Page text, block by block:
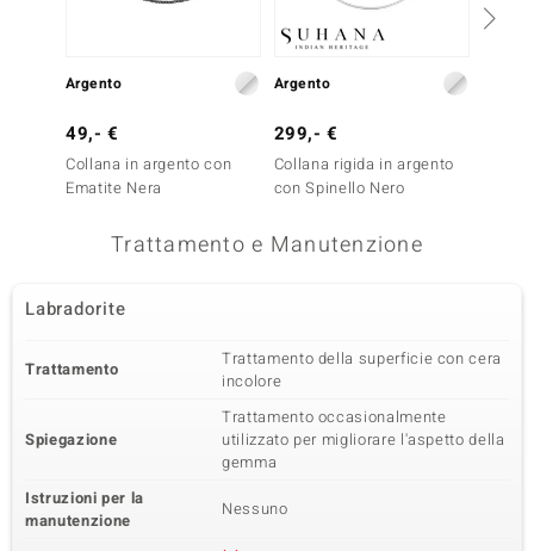
Argento
49,- €
Collana in argento con
Ematite Nera
Argento
299,- €
Collana rigida in argento
con Spinello Nero
Trattamento e Manutenzione
Labradorite
Trattamento
Trattamento della superficie con cera
incolore
Spiegazione
Trattamento occasionalmente
utilizzato per migliorare l'aspetto della
gemma
Istruzioni per la
manutenzione
Nessuno